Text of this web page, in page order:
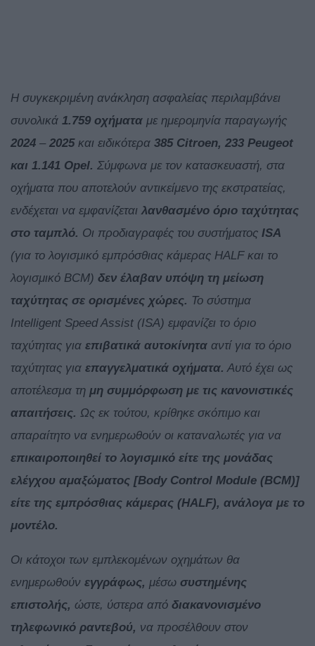
Η συγκεκριμένη ανάκληση ασφαλείας περιλαμβάνει
συνολικά 1.759 οχήματα με ημερομηνία παραγωγής
2024 – 2025και ειδικότερα 385 Citroen, 233 Peugeot
και 1.141 Opel. Σύμφωνα με τον κατασκευαστή, στα
οχήματα που αποτελούν αντικείμενο της εκστρατείας,
ενδέχεται να εμφανίζεται λανθασμένο όριο ταχύτητας
στο ταμπλό. Οι προδιαγραφές του συστήματος ISA
(για το λογισμικό εμπρόσθιας κάμερας HALF και το
λογισμικό BCM) δεν έλαβαν υπόψη τη μείωση
ταχύτητας σε ορισμένες χώρες. Το σύστημα
Intelligent Speed Assist (ISA) εμφανίζει το όριο
ταχύτητας για επιβατικά αυτοκίνητα αντί για το όριο
ταχύτητας για επαγγελματικά οχήματα. Αυτό έχει ως
αποτέλεσμα τη μη συμμόρφωση με τις κανονιστικές
απαιτήσεις. Ως εκ τούτου, κρίθηκε σκόπιμο και
απαραίτητο να ενημερωθούν οι καταναλωτές για να
επικαιροποιηθεί το λογισμικό είτε της μονάδας
ελέγχου αμαξώματος [Body Control Module (BCM)]
είτε της εμπρόσθιας κάμερας (HALF), ανάλογα με το
μοντέλο.
Οι κάτοχοι των εμπλεκομένων οχημάτων θα
ενημερωθούν εγγράφως, μέσω συστημένης
επιστολής, ώστε, ύστερα από διακανονισμένο
τηλεφωνικό ραντεβού, να προσέλθουν στον